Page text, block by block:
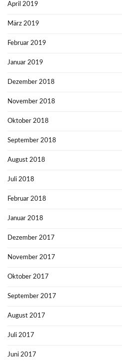
April 2019
März 2019
Februar 2019
Januar 2019
Dezember 2018
November 2018
Oktober 2018
September 2018
August 2018
Juli 2018
Februar 2018
Januar 2018
Dezember 2017
November 2017
Oktober 2017
September 2017
August 2017
Juli 2017
Juni 2017